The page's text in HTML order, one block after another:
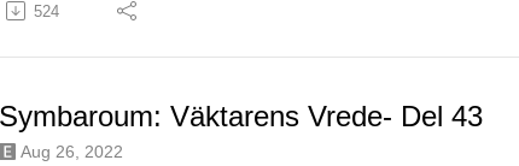
524
Symbaroum: Väktarens Vrede- Del 43
Aug 26, 2022